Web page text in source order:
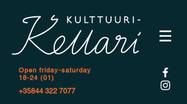
Open friday-saturday
18-24 (01)
+35844 322 7077